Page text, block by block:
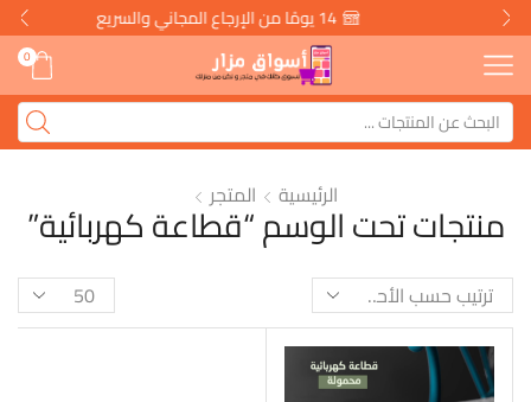
14 يومًا من الإرجاع المجاني والسريع
0
الرئيسية المتجر
منتجات تحت الوسم “قطاعة كهربائية”